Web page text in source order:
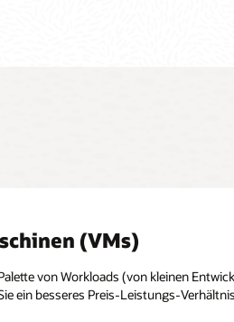
(VMs)
von Workloads (von kleinen
ein besseres Preis-Leistungs-